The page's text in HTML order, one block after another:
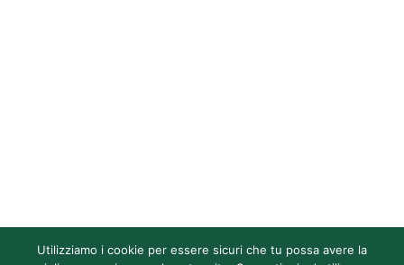
Utilizziamo i cookie per essere sicuri che tu possa avere la